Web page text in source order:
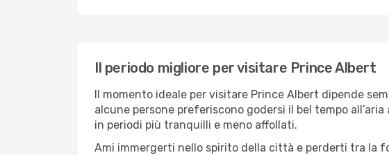
Il periodo migliore per visitare Prince Albert
Il momento ideale per visitare Prince Albert dipende
alcune persone preferiscono godersi il bel tempo
in periodi più tranquilli e meno affollati.
Ami immergerti nello spirito della città e perderti tra la